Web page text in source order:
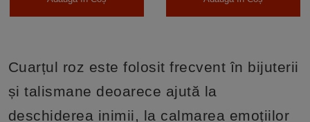
Cuarțul roz este folosit frecvent în bijuterii
și talismane deoarece ajută la
deschiderea inimii, la calmarea emoțiilor